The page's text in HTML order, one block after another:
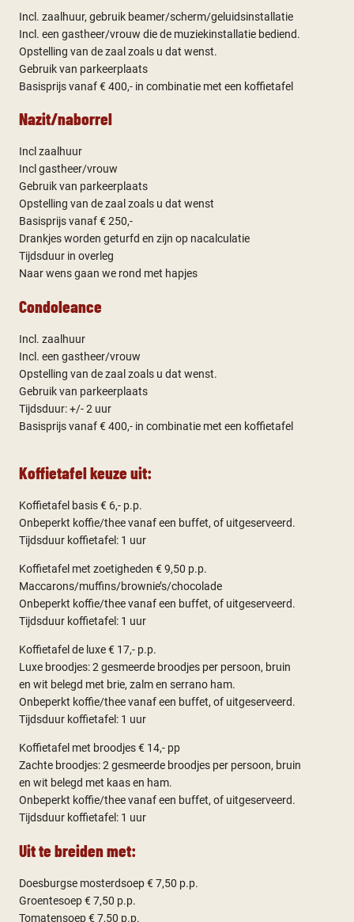
Incl. zaalhuur, gebruik beamer/scherm/geluidsinstallatie
Incl. een gastheer/vrouw die de muziekinstallatie bediend.
Opstelling van de zaal zoals u dat wenst.
Gebruik van parkeerplaats
Basisprijs vanaf € 400,- in combinatie met een koffietafel
Nazit/naborrel
Incl zaalhuur
Incl gastheer/vrouw
Gebruik van parkeerplaats
Opstelling van de zaal zoals u dat wenst
Basisprijs vanaf € 250,-
Drankjes worden geturfd en zijn op nacalculatie
Tijdsduur in overleg
Naar wens gaan we rond met hapjes
Condoleance
Incl. zaalhuur
Incl. een gastheer/vrouw
Opstelling van de zaal zoals u dat wenst.
Gebruik van parkeerplaats
Tijdsduur: +/- 2 uur
Basisprijs vanaf € 400,- in combinatie met een koffietafel
Koffietafel keuze uit:
Koffietafel basis € 6,- p.p.
Onbeperkt koffie/thee vanaf een buffet, of uitgeserveerd.
Tijdsduur koffietafel: 1 uur
Koffietafel met zoetigheden € 9,50 p.p.
Maccarons/muffins/brownie’s/chocolade
Onbeperkt koffie/thee vanaf een buffet, of uitgeserveerd.
Tijdsduur koffietafel: 1 uur
Koffietafel de luxe € 17,- p.p.
Luxe broodjes: 2 gesmeerde broodjes per persoon, bruin
en wit belegd met brie, zalm en serrano ham.
Onbeperkt koffie/thee vanaf een buffet, of uitgeserveerd.
Tijdsduur koffietafel: 1 uur
Koffietafel met broodjes € 14,- pp
Zachte broodjes: 2 gesmeerde broodjes per persoon, bruin
en wit belegd met kaas en ham.
Onbeperkt koffie/thee vanaf een buffet, of uitgeserveerd.
Tijdsduur koffietafel: 1 uur
Uit te breiden met:
Doesburgse mosterdsoep € 7,50 p.p.
Groentesoep € 7,50 p.p.
Tomatensoep € 7,50 p.p.